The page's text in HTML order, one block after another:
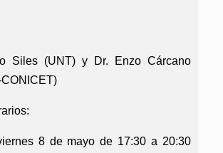
Siles (UNT) y Dr. Enzo Cárcano
8 de mayo de 17:30 a 20:30